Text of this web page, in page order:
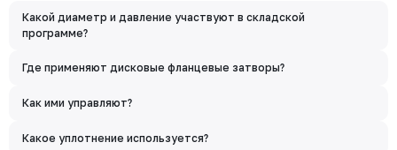
Какой диаметр и давление участвуют в складской
программе?
Где применяют дисковые фланцевые затворы?
Как ими управляют?
Какое уплотнение используется?